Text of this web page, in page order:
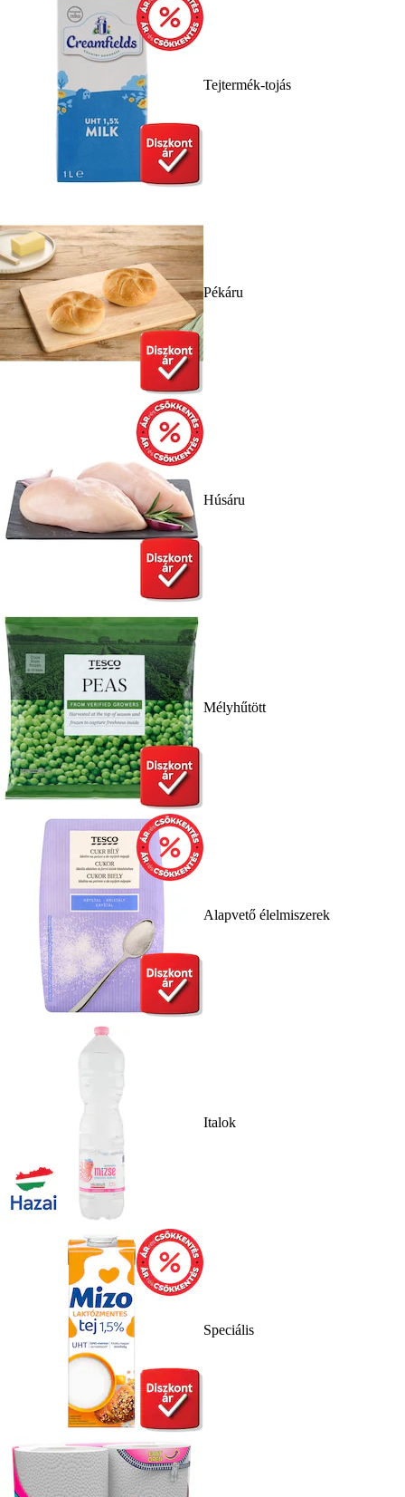
Tejtermék-tojás
Pékáru
Húsáru
Mélyhűtött
Alapvető élelmiszerek
Italok
Speciális